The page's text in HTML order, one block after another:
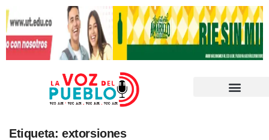
Etiqueta: extorsiones